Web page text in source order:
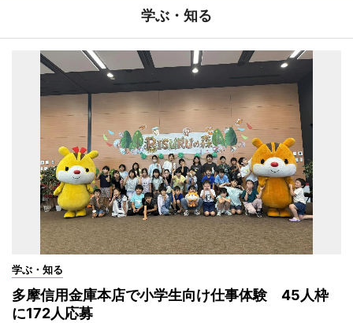
学ぶ・知る
学ぶ・知る
多摩信用金庫本店で小学生向け仕事体験 45人枠
に172人応募